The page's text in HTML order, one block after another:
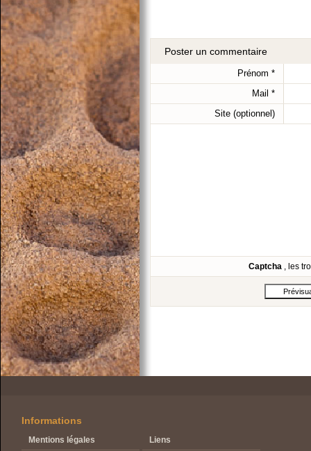
Poster un commentaire
Prénom *
Mail *
Site (optionnel)
Captcha , les
Informations
Mentions légales Liens